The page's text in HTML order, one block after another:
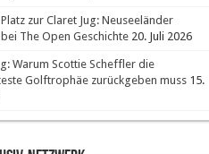
zur Claret Jug: Neuseeländer
The Open Geschichte 20. Juli 2026
Warum Scottie Scheffler die
Golftrophäe zurückgeben muss 15.